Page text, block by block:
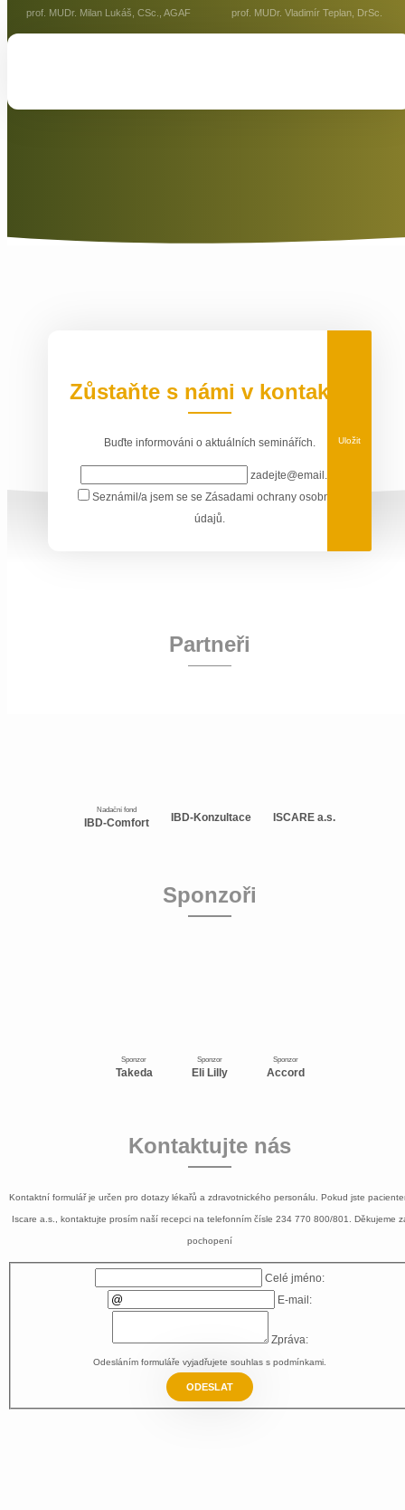
prof. MUDr. Milan Lukáš, CSc., AGAF
prof. MUDr. Vladimír Teplan, DrSc.
Zůstaňte s námi v kontaktu
Buďte informováni o aktuálních seminářích.
zadejte@email.cz
Uložit
Seznámil/a jsem se seZásadami ochrany osobních
údajů
Partneři
Nadační fond
IBD-Comfort IBD-Konzultace ISCARE a.s.
Sponzoři
Sponzor
Takeda
Sponzor
Eli Lilly
Sponzor
Accord
Kontaktujte nás
Kontaktní formulář je určen pro dotazy lékařů a zdravotnického personálu. Pokud jste
Iscare a.s., kontaktujte prosím naší recepci na telefonním čísle 234 770 800/801 . Děkujeme
pochopení
Celé jméno:
E-mail:
Zpráva:
Odesláním formuláře vyjadřujete souhlas s podmínkami
ODESLAT